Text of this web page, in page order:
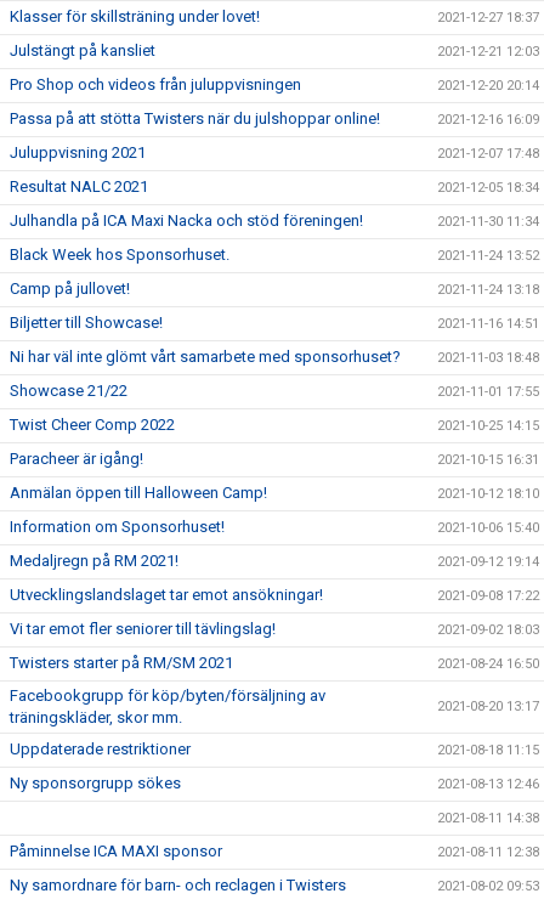
Klasser för skillsträning under lovet! 2021-12-27 18:37
Julstängt på kansliet 2021-12-21 12:03
Pro Shop och videos från juluppvisningen 2021-12-20 20:14
Passa på att stötta Twisters när du julshoppar online! 2021-12-16 16:09
Juluppvisning 2021 2021-12-07 17:48
Resultat NALC 2021 2021-12-05 18:34
Julhandla på ICA Maxi Nacka och stöd föreningen! 2021-11-30 11:34
Black Week hos Sponsorhuset. 2021-11-24 13:52
Camp på jullovet! 2021-11-24 13:18
Biljetter till Showcase! 2021-11-16 14:51
Ni har väl inte glömt vårt samarbete med sponsorhuset? 2021-11-03 18:48
Showcase 21/22 2021-11-01 17:55
Twist Cheer Comp 2022 2021-10-25 14:15
Paracheer är igång! 2021-10-15 16:31
Anmälan öppen till Halloween Camp! 2021-10-12 18:10
Information om Sponsorhuset! 2021-10-06 15:40
Medaljregn på RM 2021! 2021-09-12 19:14
Utvecklingslandslaget tar emot ansökningar! 2021-09-08 17:22
Vi tar emot fler seniorer till tävlingslag! 2021-09-02 18:03
Twisters starter på RM/SM 2021 2021-08-24 16:50
Facebookgrupp för köp/byten/försäljning av
träningskläder, skor mm.
2021-08-20 13:17
Uppdaterade restriktioner 2021-08-18 11:15
Ny sponsorgrupp sökes 2021-08-13 12:46
2021-08-11 14:38
Påminnelse ICA MAXI sponsor 2021-08-11 12:38
Ny samordnare för barn- och reclagen i Twisters 2021-08-02 09:53